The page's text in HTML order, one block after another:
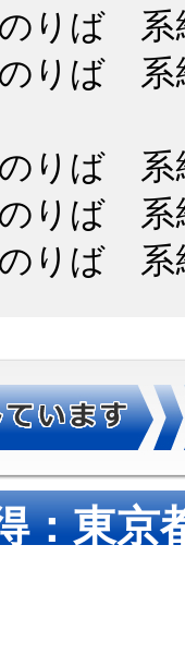
ば 系統
ば 系統
ば 系統
ば 系統
ば 系統
：東京